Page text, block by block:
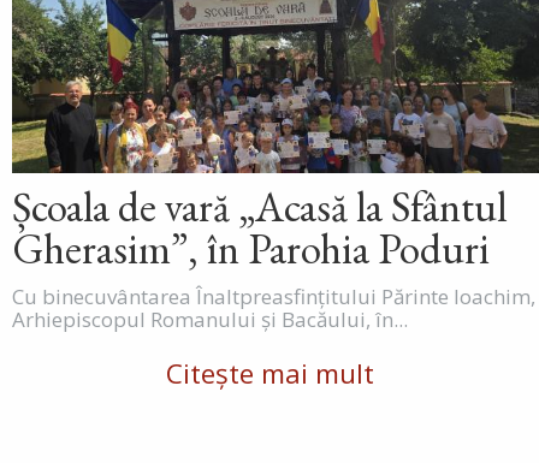
Școala de vară „Acasă la Sfântul
Gherasim”, în Parohia Poduri
Cu binecuvântarea Înaltpreasfințitului Părinte Ioachim,
Arhiepiscopul Romanului și Bacăului, în...
Citește mai mult